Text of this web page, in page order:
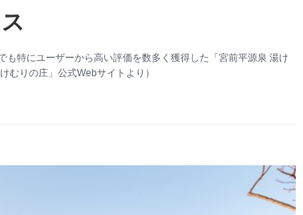
特にユーザーから高い評価を数多く獲得した「宮前平源泉 湯け
むりの庄」公式Webサイトより）